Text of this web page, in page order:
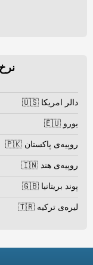
دالر امریکا 🇺🇸
یورو 🇪🇺
روپیه‌ی پاکستان 🇵🇰
روپیه‌ی هند 🇮🇳
پوند بریتانیا 🇬🇧
لیره‌ی ترکیه 🇹🇷